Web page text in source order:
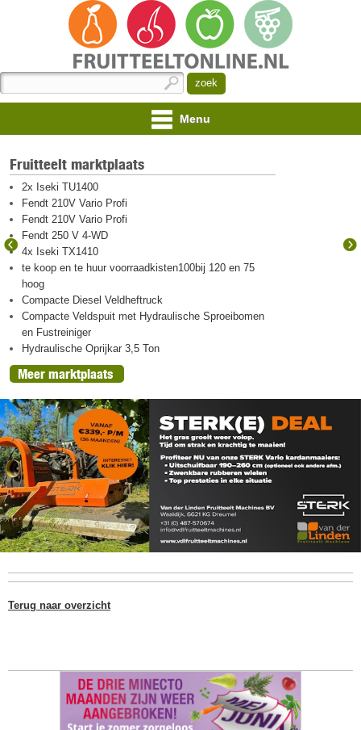
Menu
Fruitteelt marktplaats
2x Iseki TU1400
Fendt 210V Vario Profi
Fendt 210V Vario Profi
Fendt 250 V 4-WD
4x Iseki TX1410
te koop en te huur voorraadkisten100bij 120 en 75
hoog
Compacte Diesel Veldheftruck
Compacte Veldspuit met Hydraulische Sproeibomen
en Fustreiniger
Hydraulische Oprijkar 3,5 Ton
Meer marktplaats
Terug naar overzicht